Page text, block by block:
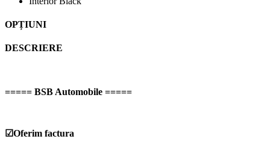
OPȚIUNI
DESCRIERE
===== BSB Automobile =====
☑Oferim factura